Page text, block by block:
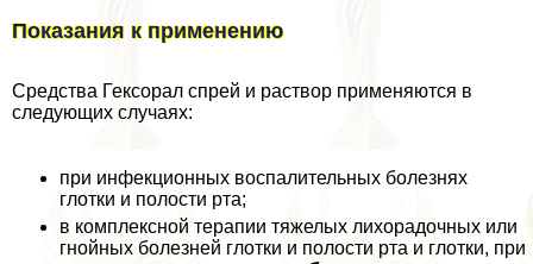
Показания к применению
Средства Гексорал спрей и раствор применяются в
следующих случаях:
при инфекционных воспалительных болезнях
глотки и полости рта;
в комплексной терапии тяжелых лихорадочных или
гнойных болезней глотки и полости рта и глотки, при